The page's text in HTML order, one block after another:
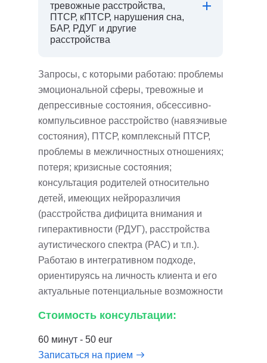
тревожные расстройства,
ПТСР, кПТСР, нарушения сна,
БАР, РДУГ и другие
расстройства
Запросы, с которыми работаю: проблемы
эмоциональной сферы, тревожные и
депрессивные состояния, обсессивно-
компульсивное расстройство (навязчивые
состояния), ПТСР, комплексный ПТСР,
проблемы в межличностных отношениях;
потеря; кризисные состояния;
консультация родителей относительно
детей, имеющих нейроразличия
(расстройства дифицита внимания и
гиперактивности (РДУГ), расстройства
аутистического спектра (РАС) и т.п.).
Работаю в интегративном подходе,
ориентируясь на личность клиента и его
актуальные потенциальные возможности
Стоимость консультации:
60 минут - 50 eur
Записаться на прием